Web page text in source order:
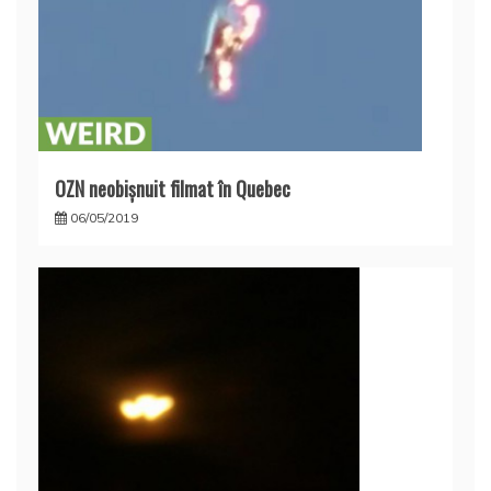
OZN neobișnuit filmat în Quebec
06/05/2019